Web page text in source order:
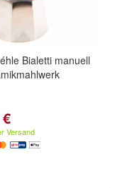
Bialetti manuell
Versand